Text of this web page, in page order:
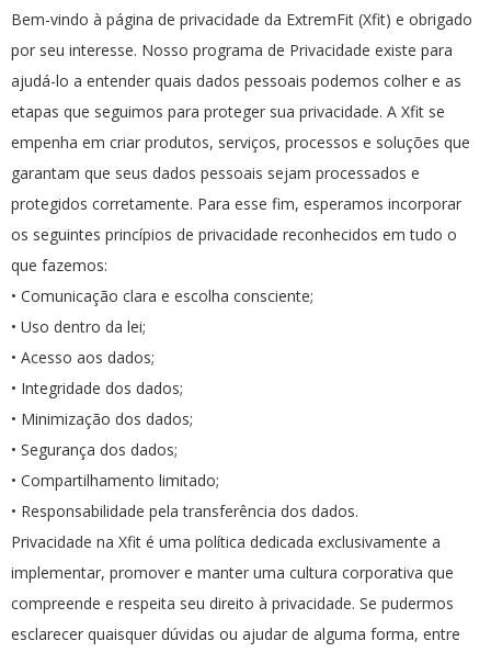
Bem-vindo à página de privacidade da ExtremFit (Xfit) e obrigado
por seu interesse. Nosso programa de Privacidade existe para
ajudá-lo a entender quais dados pessoais podemos colher e as
etapas que seguimos para proteger sua privacidade. A Xfit se
empenha em criar produtos, serviços, processos e soluções que
garantam que seus dados pessoais sejam processados e
protegidos corretamente. Para esse fim, esperamos incorporar
os seguintes princípios de privacidade reconhecidos em tudo o
que fazemos:
• Comunicação clara e escolha consciente;
• Uso dentro da lei;
• Acesso aos dados;
• Integridade dos dados;
• Minimização dos dados;
• Segurança dos dados;
• Compartilhamento limitado;
• Responsabilidade pela transferência dos dados.
Privacidade na Xfit é uma política dedicada exclusivamente a
implementar, promover e manter uma cultura corporativa que
compreende e respeita seu direito à privacidade. Se pudermos
esclarecer quaisquer dúvidas ou ajudar de alguma forma, entre